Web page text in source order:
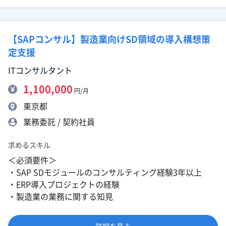
【SAPコンサル】製造業向けSD領域の導入構想策
定支援
ITコンサルタント
1,100,000 円/月
東京都
業務委託 / 契約社員
求めるスキル
＜必須要件＞
・SAP SDモジュールのコンサルティング経験3年以上
・ERP導入プロジェクトの経験
・製造業の業務に関する知見